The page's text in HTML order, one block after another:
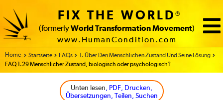
FIX THE WORLD®
(formerly World Transformation Movement)
www.HumanCondition.com
Home Startseite FAQs
1. Über Den Menschlichen Zustand Und Seine Lösung
FAQ 1.29 Menschlicher Zustand, biologisch oder psychologisch?
Unten lesen, PDF, Drucken,
Übersetzungen, Teilen, Suchen